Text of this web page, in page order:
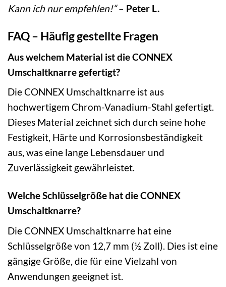
Kann ich nur empfehlen!“– Peter L.
FAQ – Häufig gestellte Fragen
Aus welchem Material ist die CONNEX
Umschaltknarre gefertigt?
Die CONNEX Umschaltknarre ist aus
hochwertigem Chrom-Vanadium-Stahl gefertigt.
Dieses Material zeichnet sich durch seine hohe
Festigkeit, Härte und Korrosionsbeständigkeit
aus, was eine lange Lebensdauer und
Zuverlässigkeit gewährleistet.
Welche Schlüsselgröße hat die CONNEX
Umschaltknarre?
Die CONNEX Umschaltknarre hat eine
Schlüsselgröße von 12,7 mm (½ Zoll). Dies ist eine
gängige Größe, die für eine Vielzahl von
Anwendungen geeignet ist.